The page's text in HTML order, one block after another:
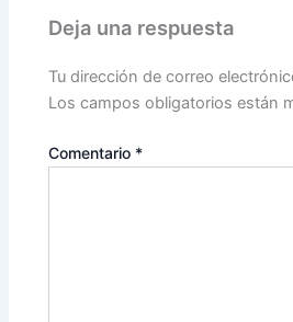
Deja una respuesta
Tu dirección de correo
Los campos obligatorios están
Comentario *